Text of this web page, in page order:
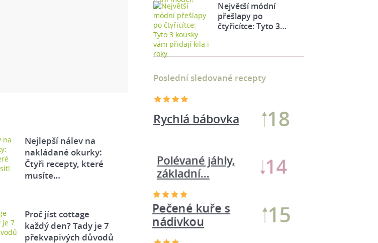
Nejlepší nálev na
nakládané okurky:
Čtyři recepty, které
musíte…
Proč jíst cottage
každý den? Tady je 7
překvapivých důvodů
Největší módní
přešlapy po
čtyřicítce: Tyto 3…
Poslední sledované recepty
Rychlá bábovka 18
Polévané jáhly,
základní…
14
Pečené kuře s
nádivkou
15